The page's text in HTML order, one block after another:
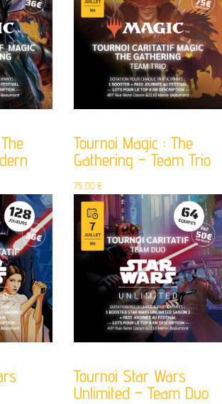
Tournoi Magic : The
Gathering – Team Trio
75,00 €
Tournoi Star Wars
Unlimited – Team Duo